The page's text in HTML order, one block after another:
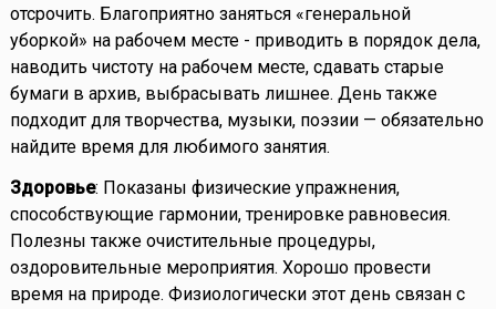
отсрочить. Благоприятно заняться «генеральной
уборкой» на рабочем месте - приводить в порядок дела,
наводить чистоту на рабочем месте, сдавать старые
бумаги в архив, выбрасывать лишнее. День также
подходит для творчества, музыки, поэзии — обязательно
найдите время для любимого занятия.
Здоровье: Показаны физические упражнения,
способствующие гармонии, тренировке равновесия.
Полезны также очистительные процедуры,
оздоровительные мероприятия. Хорошо провести
время на природе. Физиологически этот день связан с